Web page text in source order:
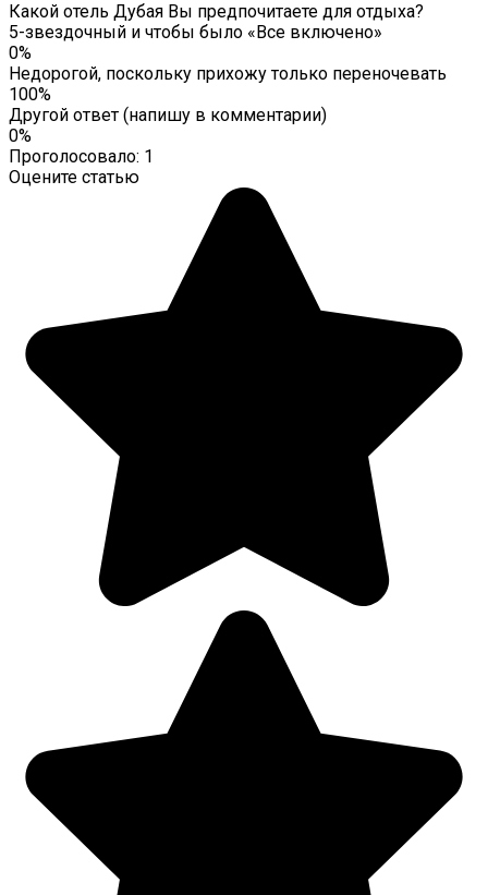
Какой отель Дубая Вы предпочитаете для отдыха?
5-звездочный и чтобы было «Все включено»
0%
Недорогой, поскольку прихожу только переночевать
100%
Другой ответ (напишу в комментарии)
0%
Проголосовало: 1
Оцените статью